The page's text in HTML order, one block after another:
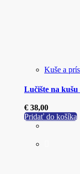
Kuše a
Lučište na kušu
€ 38,00
Pridať do košíka